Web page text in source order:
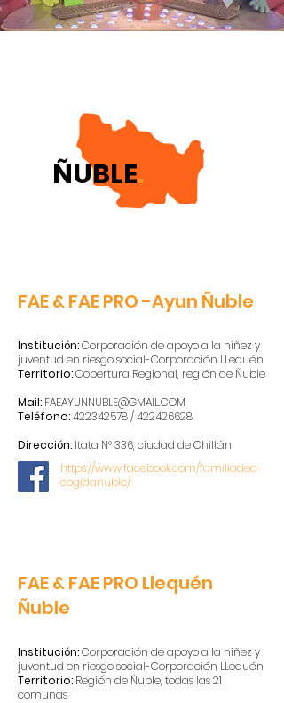
ÑUBLE.
FAE& FAE PRO-Ayun Ñuble
Institución:Corporación de apoyo a la niñez y
juventud en riesgo social-Corporación LLequén
Territorio:Cobertura Regional, región de Ñuble
Mail: FAEAYUNNUBLE@GMAIL.COM
Teléfono:422342578/422426628
Dirección: Itata N° 336, ciudad de Chillán
https://www.facebook.com/familiadea
cogidanuble/
FAE & FAE PRO Llequén
Ñuble
Institución:Corporación de apoyo a la niñez y
juventud en riesgo social-Corporación LLequén
Territorio: Región de Ñuble, todas las 21
comunas